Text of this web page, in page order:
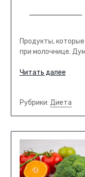
Продукты,
при молочнице.
Читать далее
Рубрики: Диета